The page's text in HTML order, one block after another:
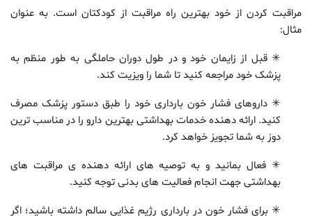
مراقبت کردن از خود بهترین راه مراقبت از کودکتان است. به عنوان
مثال:
✳ قبل از زایمان خود و در طول دوران حاملگی به طور منظم به
پزشک خود مراجعه کنید تا شما را ویزیت کند.
✳ داروهای فشار خون بارداری خود را طبق دستور پزشک مصرف
کنید. ارائه دهنده خدمات بهداشتی بهترین دارو را در مناسب ترین
دوز به شما تجویز خواهد کرد.
✳ فعال بمانید و به توصیه های ارائه دهنده ی مراقبت های
بهداشتی جهت انجام فعالیت های بدنی توجه کنید.
✳ برای فشار خون در بارداری رژیم غذایی سالم داشته باشید؛ اگر